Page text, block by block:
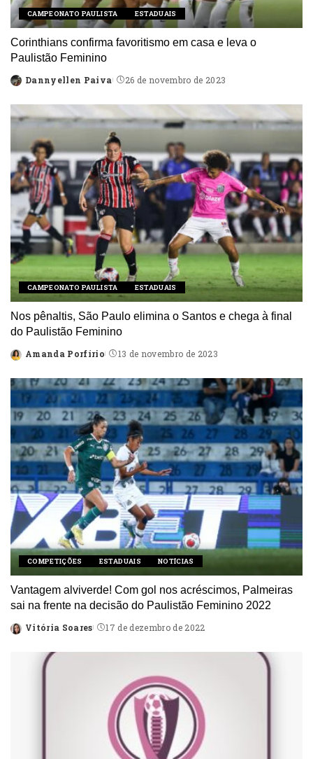
CAMPEONATO PAULISTA ESTADUAIS
Corinthians confirma favoritismo em casa e leva o
Paulistão Feminino
Posted
Dannyellen Paiva 26 de novembro de 2023
CAMPEONATO PAULISTA ESTADUAIS
Nos pênaltis, São Paulo elimina o Santos e chega à final
do Paulistão Feminino
Posted
Amanda Porfírio 13 de novembro de 2023
COMPETIÇÕES ESTADUAIS NOTÍCIAS
Vantagem alviverde! Com gol nos acréscimos, Palmeiras
sai na frente na decisão do Paulistão Feminino 2022
Posted
Vitória Soares 17 de dezembro de 2022